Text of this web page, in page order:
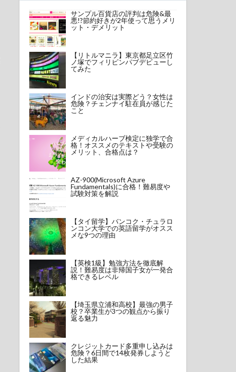
サンプル百貨店の評判は危険&最
悪!?節約好きが2年使って思うメリ
ット・デメリット
【リトルマニラ】東京都足立区竹
ノ塚でフィリピンパブデビューし
てみた
インドの治安は実際どう？女性は
危険？チェンナイ駐在員が感じた
こと
メディカルハーブ検定に独学で合
格！オススメのテキストや受験の
メリット、合格点は？
AZ-900(Microsoft Azure
Fundamentals)に合格！難易度や
試験対策を解説
【タイ留学】バンコク・チュラロ
ンコン大学での英語留学がオスス
メな9つの理由
【英検1級】勉強方法を徹底解
説！難易度は非帰国子女が一発合
格できるレベル
【埼玉県立浦和高校】最強の男子
校？卒業生が3つの観点から振り
返る魅力
クレジットカード多重申し込みは
危険？6日間で14枚発券しようと
した結果